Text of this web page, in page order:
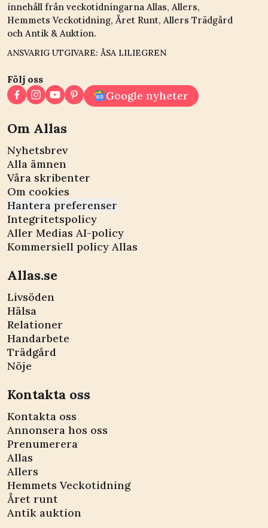
innehåll från veckotidningarna Allas, Allers,
Hemmets Veckotidning, Året Runt, Allers Trädgård
och Antik & Auktion.
ANSVARIG UTGIVARE: ÅSA LILIEGREN
Följ oss
Google nyheter
Om Allas
Nyhetsbrev
Alla ämnen
Våra skribenter
Om cookies
Hantera preferenser
Integritetspolicy
Aller Medias AI-policy
Kommersiell policy Allas
Allas.se
Livsöden
Hälsa
Relationer
Handarbete
Trädgård
Nöje
Kontakta oss
Kontakta oss
Annonsera hos oss
Prenumerera
Allas
Allers
Hemmets Veckotidning
Året runt
Antik auktion